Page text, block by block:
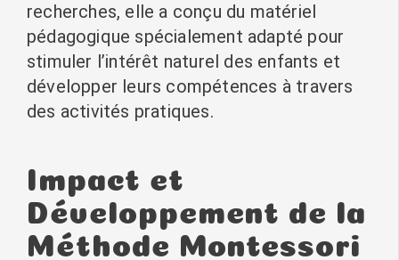
recherches, elle a conçu du matériel
pédagogique spécialement adapté pour
stimuler l’intérêt naturel des enfants et
développer leurs compétences à travers
des activités pratiques.
Impact et
Développement de la
Méthode Montessori